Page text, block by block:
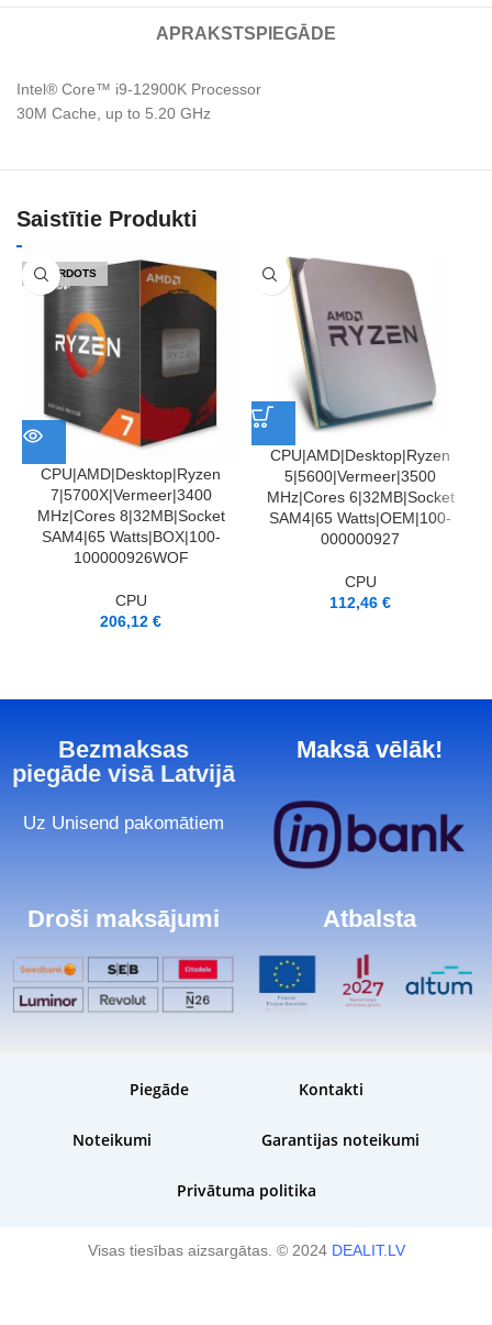
APRAKSTS PIEGĀDE
Intel® Core™ i9-12900K Processor
30M Cache, up to 5.20 GHz
Saistītie Produkti
IZPĀRDOTS
CPU|AMD|Desktop|Ryzen
7|5700X|Vermeer|3400
MHz|Cores 8|32MB|Socket
SAM4|65 Watts|BOX|100-
100000926WOF
CPU
206,12€
CPU|AMD|Desktop|Ryzen
5|5600|Vermeer|3500
MHz|Cores 6|32MB|Socket
SAM4|65 Watts|OEM|100-
000000927
CPU
112,46€
Bezmaksas
piegāde visā Latvijā
Uz Unisend pakomātiem
Maksā vēlāk!
Droši maksājumi Atbalsta
Piegāde Kontakti
Noteikumi Garantijas noteikumi
Privātuma politika
Visas tiesības aizsargātas. © 2024 DEALIT.LV